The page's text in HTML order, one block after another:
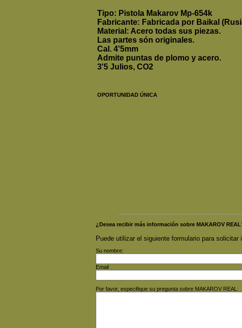
Tipo: Pistola Makarov Mp-654k
Fabricante: Fabricada por Baikal
Material: Acero todas sus piezas.
Las partes són originales.
Cal. 4'5mm
Admite puntas de plomo y acero.
3'5 Julios, CO2
OPORTUNIDAD ÚNICA
¿Desea recibir más información sobre MAKAROV
Puede utilizar el siguiente formulario para solicitar
Su nombre:
Email
Por favor, especifique su pregunta sobre MAKAROV REAL: